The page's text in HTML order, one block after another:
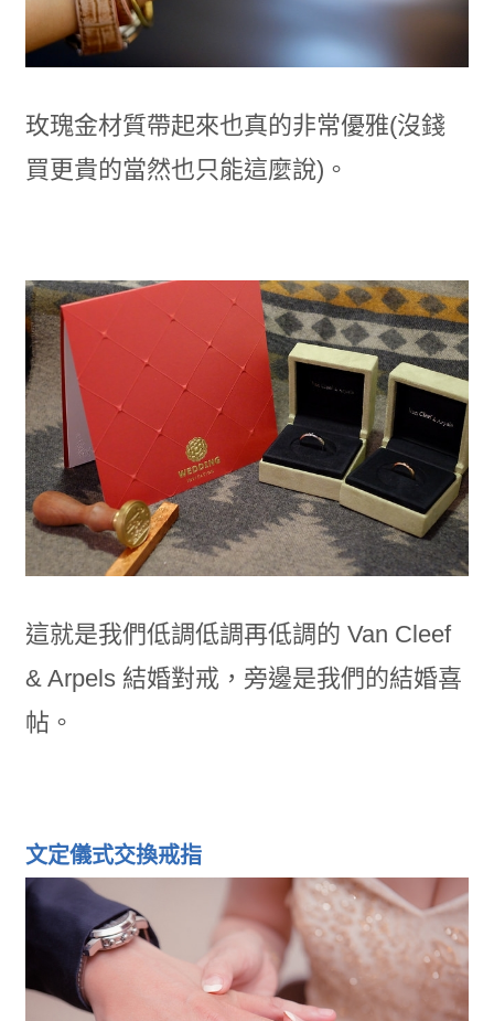
玫瑰金材質帶起來也真的非常優雅(沒錢
買更貴的當然也只能這麼說)。
這就是我們低調低調再低調的 Van Cleef
& Arpels 結婚對戒，旁邊是我們的結婚喜
帖。
文定儀式交換戒指